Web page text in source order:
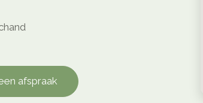
afspraak